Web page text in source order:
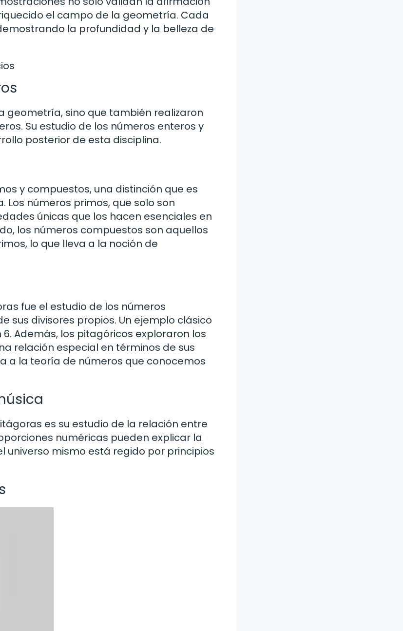
el campo de la geometría. Cada
la profundidad y la belleza de
geometría, sino que también realizaron
Su estudio de los números enteros y
posterior de esta disciplina.
y compuestos, una distinción que es
números primos, que solo son
únicas que los hacen esenciales en
los números compuestos son aquellos
lo que lleva a la noción de
fue el estudio de los números
sus divisores propios. Un ejemplo clásico
6. Además, los pitagóricos exploraron los
relación especial en términos de sus
a la teoría de números que conocemos
es su estudio de la relación entre
numéricas pueden explicar la
universo mismo está regido por principios